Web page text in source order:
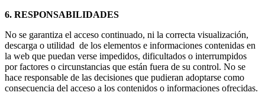
6. RESPONSABILIDADES
No se garantiza el acceso continuado, ni la correcta visualización,
descarga o utilidad de los elementos e informaciones contenidas en
la web que puedan verse impedidos, dificultados o interrumpidos
por factores o circunstancias que están fuera de su control. No se
hace responsable de las decisiones que pudieran adoptarse como
consecuencia del acceso a los contenidos o informaciones ofrecidas.